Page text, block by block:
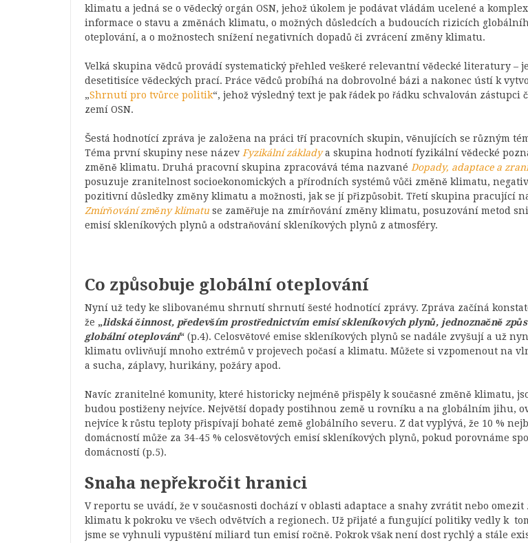
klimatu a jedná se o vědecký orgán OSN, jehož úkolem je podávat vládám ucelené a
informace o stavu a změnách klimatu, o možných důsledcích a budoucích rizicích
oteplování, a o možnostech snížení negativních dopadů či zvrácení změny klimatu.
Velká skupina vědců provádí systematický přehled veškeré relevantní vědecké literatury –
desetitisíce vědeckých prací. Práce vědců probíhá na dobrovolné bázi a nakonec ústí k
„Shrnutí pro tvůrce politik“, jehož výsledný text je pak řádek po řádku schvalován zástupci
zemí OSN.
Šestá hodnotící zpráva je založena na práci tří pracovních skupin, věnujících se různým
Téma první skupiny nese název Fyzikální základya skupina hodnotí fyzikální vědecké
změně klimatu. Druhá pracovní skupina zpracovává téma nazvané Dopady, adaptace a
posuzuje zranitelnost socioekonomických a přírodních systémů vůči změně klimatu,
pozitivní důsledky změny klimatu a možnosti, jak se jí přizpůsobit. Třetí skupina pracující
Zmírňování změny klimatu se zaměřuje na zmírňování změny klimatu, posuzování metod
emisí skleníkových plynů a odstraňování skleníkových plynů z atmosféry.
Co způsobuje globální oteplování
Nyní už tedy ke slibovanému shrnutí shrnutí šesté hodnotící zprávy. Zpráva začíná
že „lidská činnost, především prostřednictvím emisí skleníkových plynů, jednoznačně
globální oteplování“ (p.4). Celosvětové emise skleníkových plynů se nadále zvyšují a už
klimatu ovlivňují mnoho extrémů v projevech počasí a klimatu. Můžete si vzpomenout na
a sucha, záplavy, hurikány, požáry apod.
Navíc zranitelné komunity, které historicky nejméně přispěly k současné změně klimatu,
budou postiženy nejvíce. Největší dopady postihnou země u rovníku a na globálním jihu,
nejvíce k růstu teploty přispívají bohaté země globálního severu. Z dat vyplývá, že 10 %
domácností může za 34-45 % celosvětových emisí skleníkových plynů, pokud porovnáme
domácností (p.5).
Snaha nepřekročit hranici
V reportu se uvádí, že v současnosti dochází v oblasti adaptace a snahy zvrátit nebo omezit
klimatu k pokroku ve všech odvětvích a regionech. Už přijaté a fungující politiky vedly k
jsme se vyhnuli vypuštění miliard tun emisí ročně. Pokrok však není dost rychlý a stále